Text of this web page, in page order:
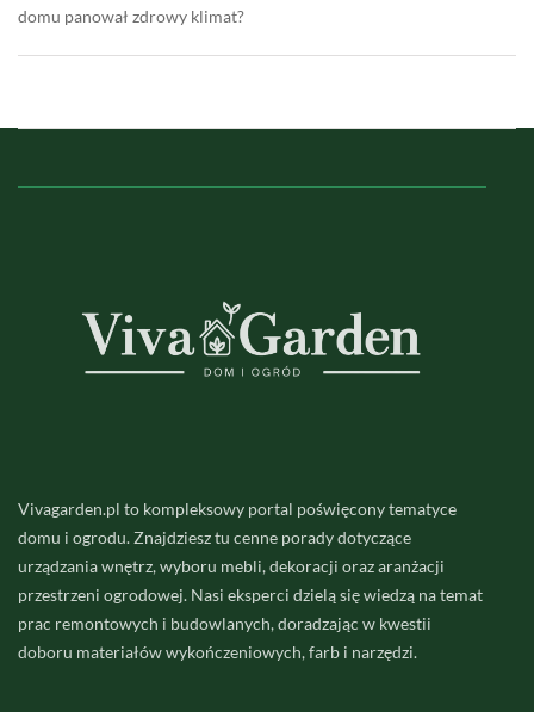
domu panował zdrowy klimat?
Vivagarden.pl to kompleksowy portal poświęcony tematyce
domu i ogrodu. Znajdziesz tu cenne porady dotyczące
urządzania wnętrz, wyboru mebli, dekoracji oraz aranżacji
przestrzeni ogrodowej. Nasi eksperci dzielą się wiedzą na temat
prac remontowych i budowlanych, doradzając w kwestii
doboru materiałów wykończeniowych, farb i narzędzi.